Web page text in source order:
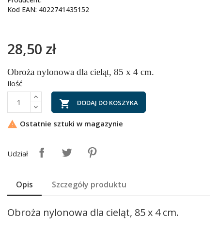
Kod EAN: 4022741435152
28,50 zł
Obroża nylonowa dla cieląt, 85 x 4 cm.
Ilość
 DODAJ DO KOSZYKA
 Ostatnie sztuki w magazynie
Udział
Opis Szczegóły produktu
Obroża nylonowa dla cieląt, 85 x 4 cm.